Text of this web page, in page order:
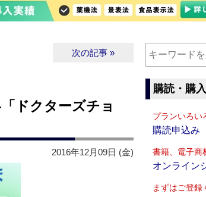
次の記事 »
ドクターズチョ
2016年12月09日 (金)
購読・購
プランいろい
購読申込み
書籍、電子商
オンライン
まずはご登録